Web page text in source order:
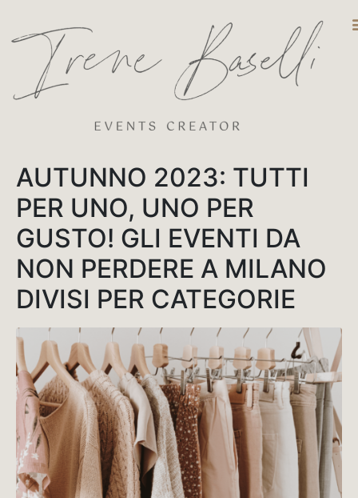
AUTUNNO 2023: TUTTI
PER UNO, UNO PER
GUSTO! GLI EVENTI DA
NON PERDERE A MILANO
DIVISI PER CATEGORIE